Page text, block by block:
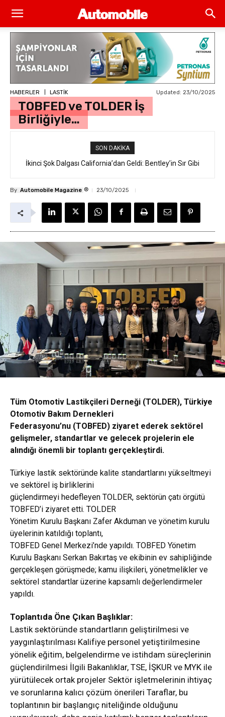
HABERLER LASTİK Updated: 23/10/2025
TOBFED ve TOLDER İş
Birliğiyle…
SON DAKIKA
İkinci Şok Dalgası California’dan Geldi: Bentley’in Sır Gibi
By Automobile Magazine ® 23/10/2025
Tüm Otomotiv Lastikçileri Derneği (TOLDER), Türkiye
Otomotiv Bakım Dernekleri
Federasyonu’nu (TOBFED) ziyaret ederek sektörel
gelişmeler, standartlar ve gelecek projelerin ele
alındığı önemli bir toplantı gerçekleştirdi.
Türkiye lastik sektöründe kalite standartlarını yükseltmeyi
ve sektörel iş birliklerini
güçlendirmeyi hedefleyen TOLDER, sektörün çatı örgütü
TOBFED’i ziyaret etti. TOLDER
Yönetim Kurulu Başkanı Zafer Akduman ve yönetim kurulu
üyelerinin katıldığı toplantı,
TOBFED Genel Merkezi’nde yapıldı. TOBFED Yönetim
Kurulu Başkanı Serkan Bakırtaş ve ekibinin ev sahipliğinde
gerçekleşen görüşmede; kamu ilişkileri, yönetmelikler ve
sektörel standartlar üzerine kapsamlı değerlendirmeler
yapıldı.
Toplantıda Öne Çıkan Başlıklar:
Lastik sektöründe standartların geliştirilmesi ve
yaygınlaştırılması Kalifiye personel yetiştirilmesine
yönelik eğitim, belgelendirme ve istihdam süreçlerinin
güçlendirilmesi İlgili Bakanlıklar, TSE, İŞKUR ve MYK ile
yürütülecek ortak projeler Sektör işletmelerinin ihtiyaç
ve sorunlarına kalıcı çözüm önerileri Taraflar, bu
toplantının bir başlangıç niteliğinde olduğunu